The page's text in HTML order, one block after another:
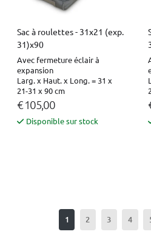
Sac à roulettes - 31x21 (exp.
31)x90
Avec fermeture éclair à
expansion
Larg. x Haut. x Long. = 31 x
21-31 x 90 cm
€ 105,00
Disponible sur stock
1 2 3 4